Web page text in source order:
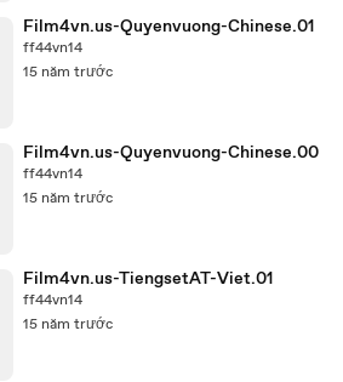
Film4vn.us-Quyenvuong-Chinese.01
ff44vn14
15 năm trước
Film4vn.us-Quyenvuong-Chinese.00
ff44vn14
15 năm trước
Film4vn.us-TiengsetAT-Viet.01
ff44vn14
15 năm trước